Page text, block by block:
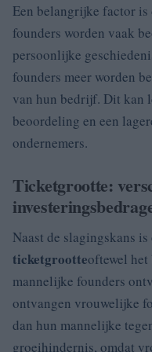
Een belangrijke factor is
founders worden vaak
persoonlijke
founders meer worden
van hun bedrijf. Dit kan
beoordeling en een
ondernemers.
Ticketgrootte:
Naast de slagingskans
ticketgrootteoftewel
mannelijke founders
ontvangen vrouwelijke
dan hun mannelijke
groeihindernis, omdat